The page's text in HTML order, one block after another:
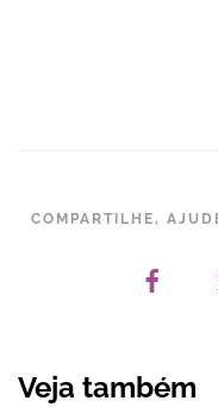
COMPARTILHE,
Veja também